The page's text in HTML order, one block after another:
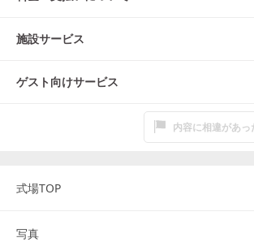
施設サービス
ゲスト向けサービス
内容に相違があ
式場TOP
写真